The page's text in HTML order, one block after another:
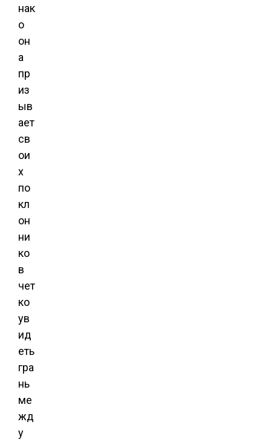
нак
о
он
а
пр
из
ыв
ает
св
ои
х
по
кл
он
ни
ко
в
чет
ко
ув
ид
еть
гра
нь
ме
жд
у